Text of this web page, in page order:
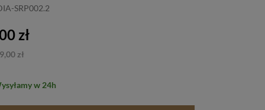
SRP002.2
zł
zł
w 24h